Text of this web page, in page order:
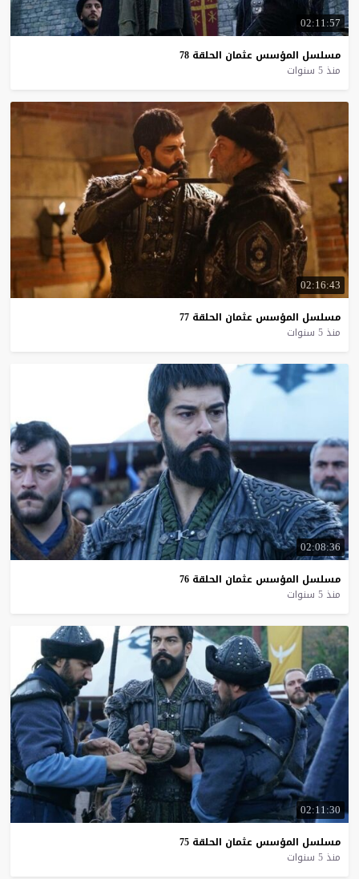
02:11:57
مسلسل المؤسس عثمان الحلقة 78
منذ 5 سنوات
02:16:43
مسلسل المؤسس عثمان الحلقة 77
منذ 5 سنوات
02:08:36
مسلسل المؤسس عثمان الحلقة 76
منذ 5 سنوات
02:11:30
مسلسل المؤسس عثمان الحلقة 75
منذ 5 سنوات